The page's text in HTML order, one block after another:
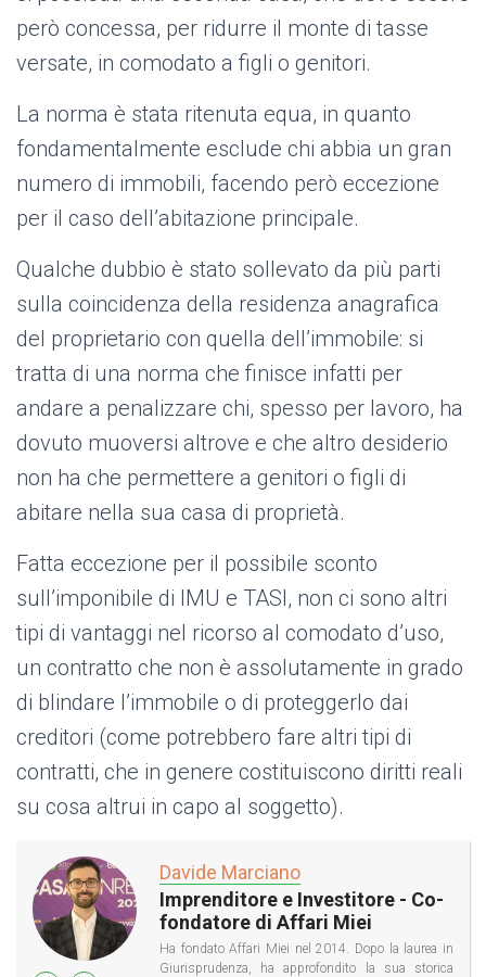
però concessa, per ridurre il monte di tasse
versate, in comodato a figli o genitori.
La norma è stata ritenuta equa, in quanto
fondamentalmente esclude chi abbia un gran
numero di immobili, facendo però eccezione
per il caso dell’abitazione principale.
Qualche dubbio è stato sollevato da più parti
sulla coincidenza della residenza anagrafica
del proprietario con quella dell’immobile: si
tratta di una norma che finisce infatti per
andare a penalizzare chi, spesso per lavoro, ha
dovuto muoversi altrove e che altro desiderio
non ha che permettere a genitori o figli di
abitare nella sua casa di proprietà.
Fatta eccezione per il possibile sconto
sull’imponibile di IMU e TASI, non ci sono altri
tipi di vantaggi nel ricorso al comodato d’uso,
un contratto che non è assolutamente in grado
di blindare l’immobile o di proteggerlo dai
creditori (come potrebbero fare altri tipi di
contratti, che in genere costituiscono diritti reali
su cosa altrui in capo al soggetto).
Davide Marciano
Imprenditore e Investitore - Co-
fondatore di Affari Miei
Ha fondato Affari Miei nel 2014. Dopo la laurea in
Giurisprudenza, ha approfondito la sua storica